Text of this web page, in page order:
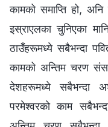
कामको समाप्ति हो,
इस्राएलका चुनिएका
ठाउँहरूमध्ये सबैभन्दा
कामको अन्तिम चरण
देशहरूमध्ये सबैभन्दा
परमेश्‍वरको काम